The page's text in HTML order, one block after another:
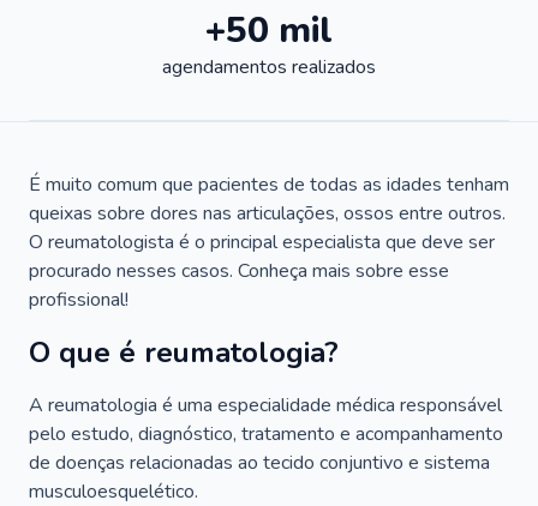
+50 mil
agendamentos realizados
É muito comum que pacientes de todas as idades tenham
queixas sobre dores nas articulações, ossos entre outros.
O reumatologista é o principal especialista que deve ser
procurado nesses casos. Conheça mais sobre esse
profissional!
O que é reumatologia?
A reumatologia é uma especialidade médica responsável
pelo estudo, diagnóstico, tratamento e acompanhamento
de doenças relacionadas ao tecido conjuntivo e sistema
musculoesquelético.